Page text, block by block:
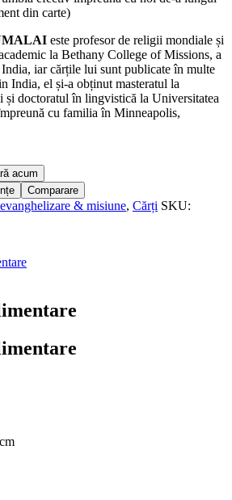
din carte)
este profesor de religii mondiale și
la Bethany College of Missions, a
iar cărțile lui sunt publicate în multe
India, el și-a obținut masteratul la
doctoratul în lingvistică la Universitatea
cu familia în Minneapolis,
acum
Comparare
& misiune, Cărți SKU: